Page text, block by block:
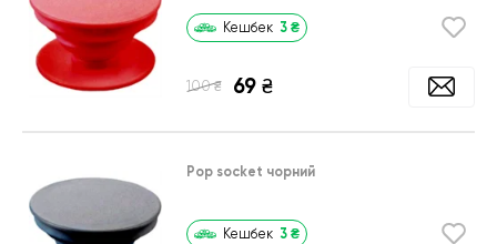
Кешбек 3 ₴
100 ₴ 69 ₴
Pop socket чорний
Кешбек 3 ₴